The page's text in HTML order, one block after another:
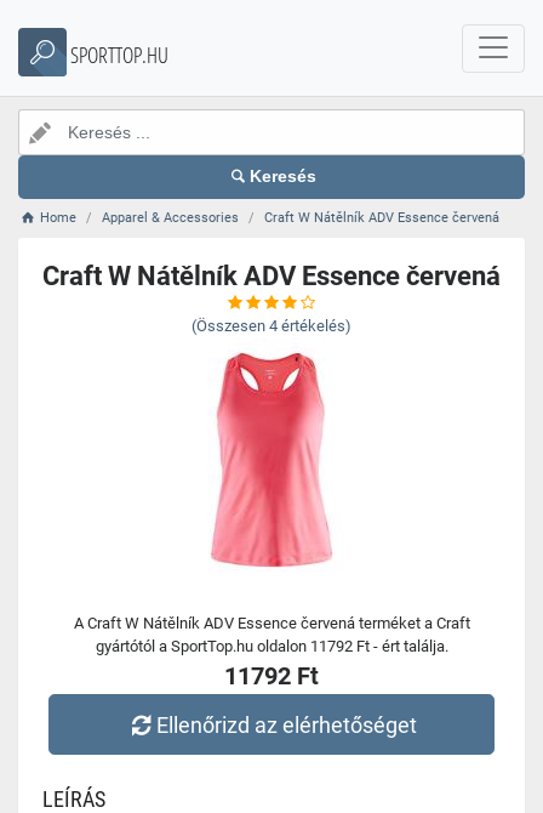
SPORTTOP.HU
Keresés
Home Apparel & Accessories Craft W Nátělník ADV Essence červená
Craft W Nátělník ADV Essence červená
(Összesen 4 értékelés)
A Craft W Nátělník ADV Essence červená terméket a Craft
gyártótól a SportTop.hu oldalon 11792 Ft - ért találja.
11792 Ft
Ellenőrizd az elérhetőséget
LEÍRÁS